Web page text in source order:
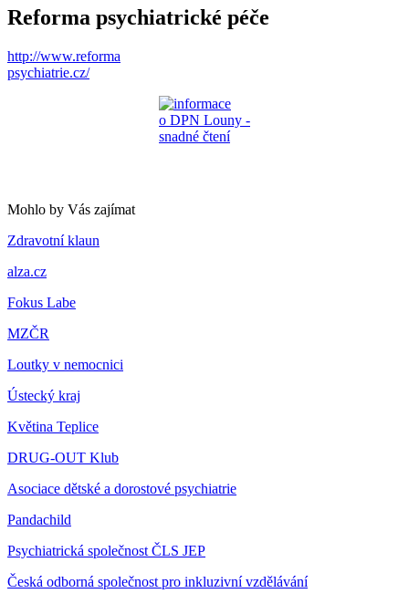
Reforma psychiatrické péče
http://www.reforma
psychiatrie.cz/
Mohlo by Vás zajímat
Zdravotní klaun
alza.cz
Fokus Labe
MZČR
Loutky v nemocnici
Ústecký kraj
Květina Teplice
DRUG-OUT Klub
Asociace dětské a dorostové psychiatrie
Pandachild
Psychiatrická společnost ČLS JEP
Česká odborná společnost pro inkluzivní vzdělávání